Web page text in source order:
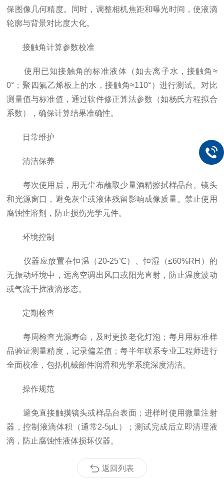
保图像几何精度。同时，调整相机焦距和曝光时间，使液滴
轮廓与背景对比度大化。
接触角计算参数校准
使用已知接触角的标准液体（如去离子水，接触角≈
0°；聚四氟乙烯板上的水，接触角≈110°）进行测试。对比
测量值与标准值，通过软件修正算法参数（如杨氏方程拟合
系数），确保计算结果准确性。
日常维护
清洁保养
每次使用后，用无尘布蘸取少量酒精擦拭样品台、镜头
和光源窗口，避免灰尘或液体残留影响成像质量。禁止使用
腐蚀性溶剂，防止损伤光学元件。
环境控制
仪器应放置在恒温（20-25℃）、恒湿（≤60%RH）的
无振动环境中，远离空调出风口或阳光直射，防止温度波动
或气流干扰液滴形态。
定期检查
每周检查光源寿命，及时更换老化灯泡；每月用标准样
品验证测量精度，记录偏差值；每半年联系专业工程师进行
全面校准，包括机械部件润滑和光学系统深度清洁。
操作规范
避免直接触摸镜头或样品台表面；进样时使用微量注射
器，控制液滴体积（通常2-5μL）；测试完成后立即清理液
滴，防止腐蚀性液体损坏仪器。
返回列表